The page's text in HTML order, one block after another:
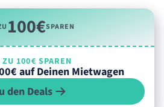
100€SPAREN
100€ SPAREN
auf Deinen Mietwagen
den Deals